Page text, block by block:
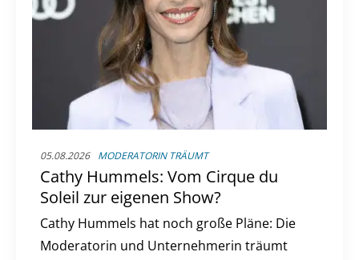
05.08.2026 MODERATORIN TRÄUMT
Cathy Hummels: Vom Cirque du
Soleil zur eigenen Show?
Cathy Hummels hat noch große Pläne: Die
Moderatorin und Unternehmerin träumt